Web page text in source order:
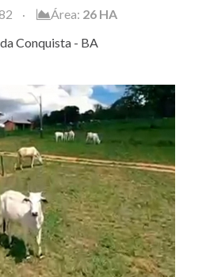
Área: 26 HA
Conquista - BA